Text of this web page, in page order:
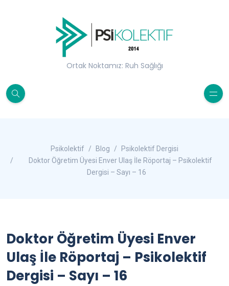
Ortak Noktamız: Ruh Sağlığı
Psikolektif Blog
Psikolektif Dergisi
Doktor Öğretim Üyesi Enver Ulaş İle Röportaj – Psikolektif
Dergisi – Sayı – 16
Doktor Öğretim Üyesi Enver
Ulaş İle Röportaj – Psikolektif
Dergisi – Sayı – 16